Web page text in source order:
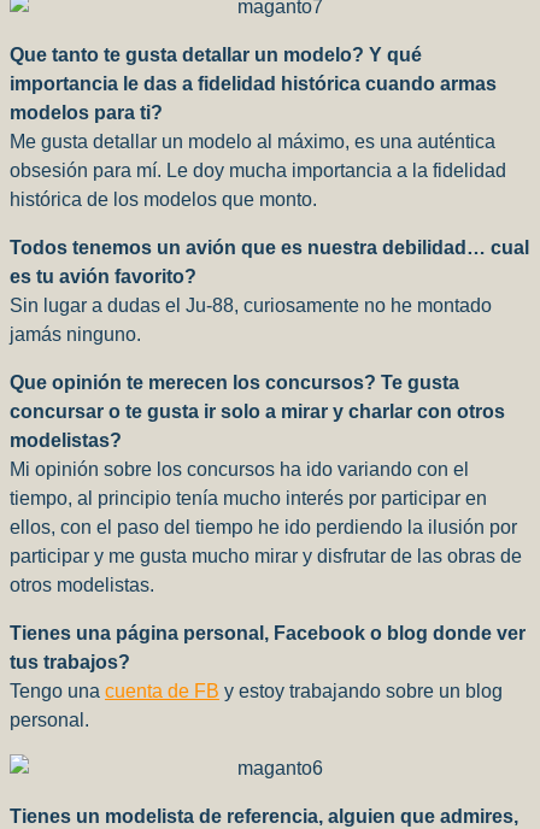
Que tanto te gusta detallar un modelo? Y qué
importancia le das a fidelidad histórica cuando armas
modelos para ti?
Me gusta detallar un modelo al máximo, es una auténtica
obsesión para mí. Le doy mucha importancia a la fidelidad
histórica de los modelos que monto.
Todos tenemos un avión que es nuestra debilidad… cual
es tu avión favorito?
Sin lugar a dudas el Ju-88, curiosamente no he montado
jamás ninguno.
Que opinión te merecen los concursos? Te gusta
concursar o te gusta ir solo a mirar y charlar con otros
modelistas?
Mi opinión sobre los concursos ha ido variando con el
tiempo, al principio tenía mucho interés por participar en
ellos, con el paso del tiempo he ido perdiendo la ilusión por
participar y me gusta mucho mirar y disfrutar de las obras de
otros modelistas.
Tienes una página personal, Facebook o blog donde ver
tus trabajos?
Tengo una cuenta de FB y estoy trabajando sobre un blog
personal.
Tienes un modelista de referencia, alguien que admires,